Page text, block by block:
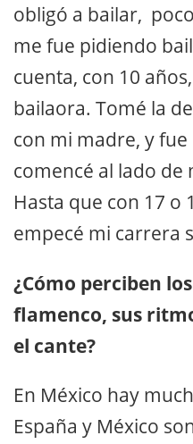
obligó a bailar,
me fue pidiendo
cuenta, con 10
bailaora. Tomé la
con mi madre, y
comencé al lado
Hasta que con 17 o
empecé mi carrera
¿Cómo perciben
flamenco, sus
el cante?
En México hay
España y México